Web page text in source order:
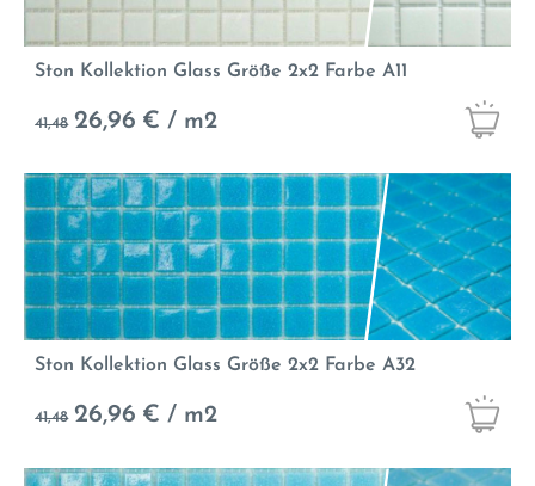
Ston Kollektion Glass Größe 2x2 Farbe A11
41,48 26,96 € / m2
Ston Kollektion Glass Größe 2x2 Farbe A32
41,48 26,96 € / m2